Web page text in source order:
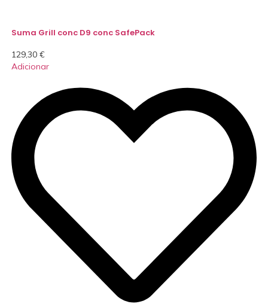
Suma Grill conc D9 conc SafePack
129,30 €
Adicionar